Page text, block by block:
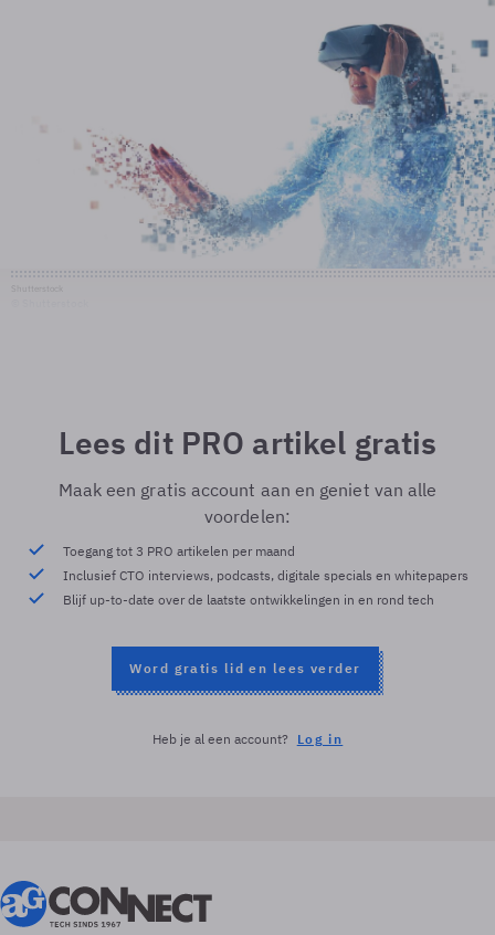
Lees dit PRO artikel gratis
Maak een gratis account aan en geniet van alle
voordelen:
Toegang tot 3 PRO artikelen per maand
Inclusief CTO interviews, podcasts, digitale specials en whitepapers
Blijf up-to-date over de laatste ontwikkelingen in en rond tech
Word gratis lid en lees verder
Heb je al een account? Log in